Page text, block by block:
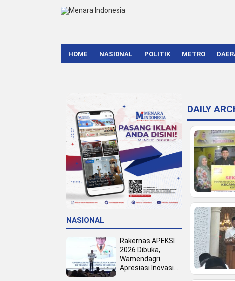
HOME NASIONAL POLITIK METRO
NASIONAL
Rakernas APEKSI
2026 Dibuka,
Wamendagri
Apresiasi Inovasi
DAILY